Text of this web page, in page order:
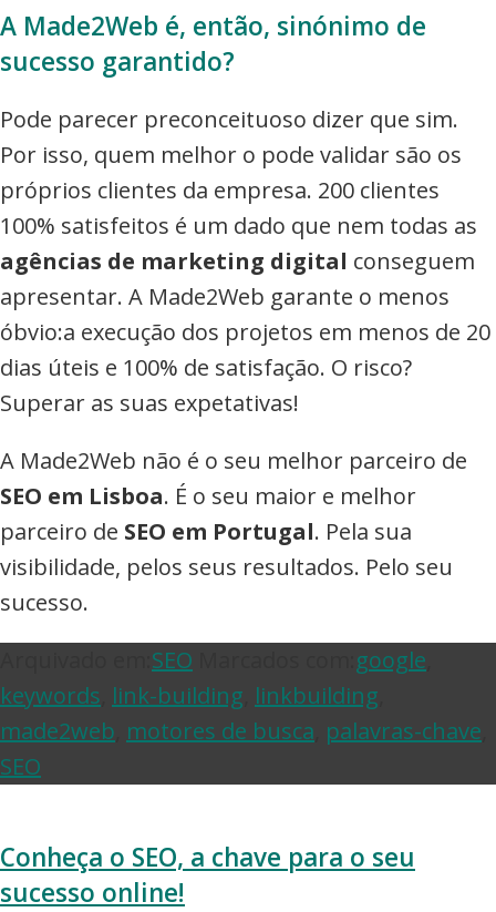
A Made2Web é, então, sinónimo de
sucesso garantido?
Pode parecer preconceituoso dizer que sim.
Por isso, quem melhor o pode validar são os
próprios clientes da empresa. 200 clientes
100% satisfeitos é um dado que nem todas as
agências de marketing digital conseguem
apresentar. A Made2Web garante o menos
óbvio:a execução dos projetos em menos de 20
dias úteis e 100% de satisfação. O risco?
Superar as suas expetativas!
A Made2Web não é o seu melhor parceiro de
SEO em Lisboa. É o seu maior e melhor
parceiro de SEO em Portugal. Pela sua
visibilidade, pelos seus resultados. Pelo seu
sucesso.
SEO google
keywords link-building linkbuilding
made2web motores de busca palavras-chave
SEO
Conheça o SEO, a chave para o seu
sucesso online!